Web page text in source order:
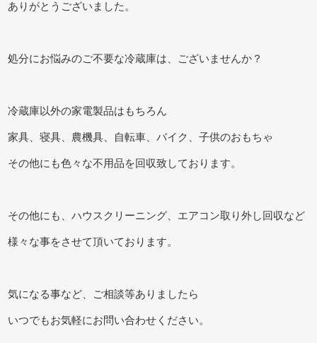
ありがとうございました。
処分にお悩みのご不要な冷蔵庫は、ございませんか？
冷蔵庫以外の家電製品はもちろん
家具、寝具、農機具、自転車、バイク、子供のおもちゃ
その他にも色々な不用品を回収致しております。
その他にも、ハウスクリーニング、エアコン取り外し回収など
様々な事をさせて頂いております。
気になる事など、ご相談等ありましたら
いつでもお気軽にお問い合わせください。